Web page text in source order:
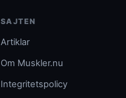
SAJTEN
Artiklar
Om Muskler.nu
Integritetspolicy